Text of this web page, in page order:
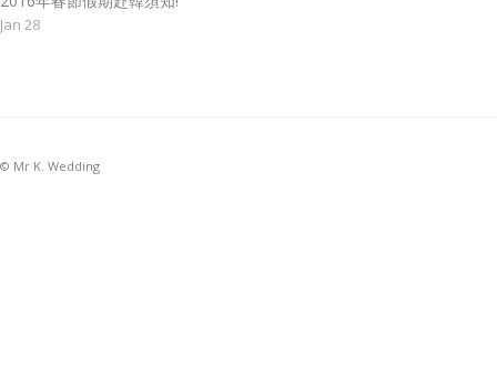
Jan 28
© Mr K. Wedding